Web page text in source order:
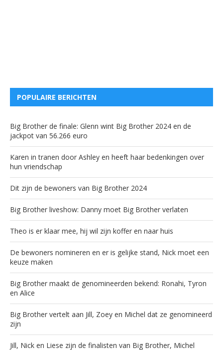
POPULAIRE BERICHTEN
Big Brother de finale: Glenn wint Big Brother 2024 en de
jackpot van 56.266 euro
Karen in tranen door Ashley en heeft haar bedenkingen over
hun vriendschap
Dit zijn de bewoners van Big Brother 2024
Big Brother liveshow: Danny moet Big Brother verlaten
Theo is er klaar mee, hij wil zijn koffer en naar huis
De bewoners nomineren en er is gelijke stand, Nick moet een
keuze maken
Big Brother maakt de genomineerden bekend: Ronahi, Tyron
en Alice
Big Brother vertelt aan Jill, Zoey en Michel dat ze genomineerd
zijn
Jill, Nick en Liese zijn de finalisten van Big Brother, Michel